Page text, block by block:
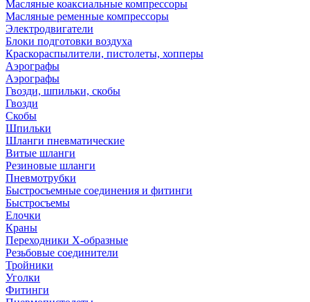
Масляные коаксиальные компрессоры
Масляные ременные компрессоры
Электродвигатели
Блоки подготовки воздуха
Краскораспылители, пистолеты, хопперы
Аэрографы
Аэрографы
Гвозди, шпильки, скобы
Гвозди
Скобы
Шпильки
Шланги пневматические
Витые шланги
Резиновые шланги
Пневмотрубки
Быстросъемные соединения и фитинги
Быстросъемы
Елочки
Краны
Переходники Х-образные
Резьбовые соединители
Тройники
Уголки
Фитинги